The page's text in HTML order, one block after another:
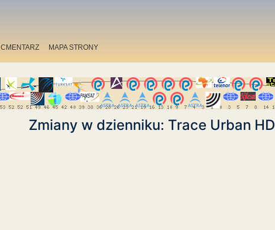
CMENTARZ MAPA STRONY
Zmiany w dzienniku: Trace Urban HD